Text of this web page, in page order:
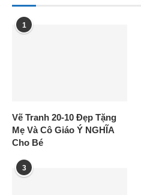
1
Vẽ Tranh 20-10 Đẹp Tặng
Mẹ Và Cô Giáo Ý NGHĨA
Cho Bé
3